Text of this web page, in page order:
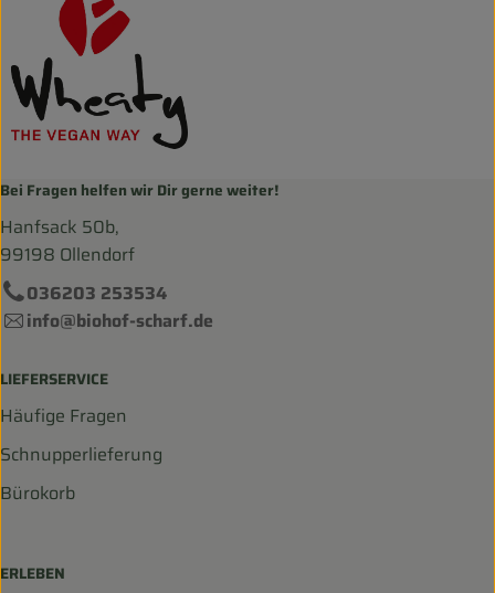
Bei Fragen helfen wir Dir gerne weiter!
Hanfsack 50b,
99198 Ollendorf
036203 253534
info@biohof-scharf.de
LIEFERSERVICE
Häufige Fragen
Schnupperlieferung
Bürokorb
ERLEBEN